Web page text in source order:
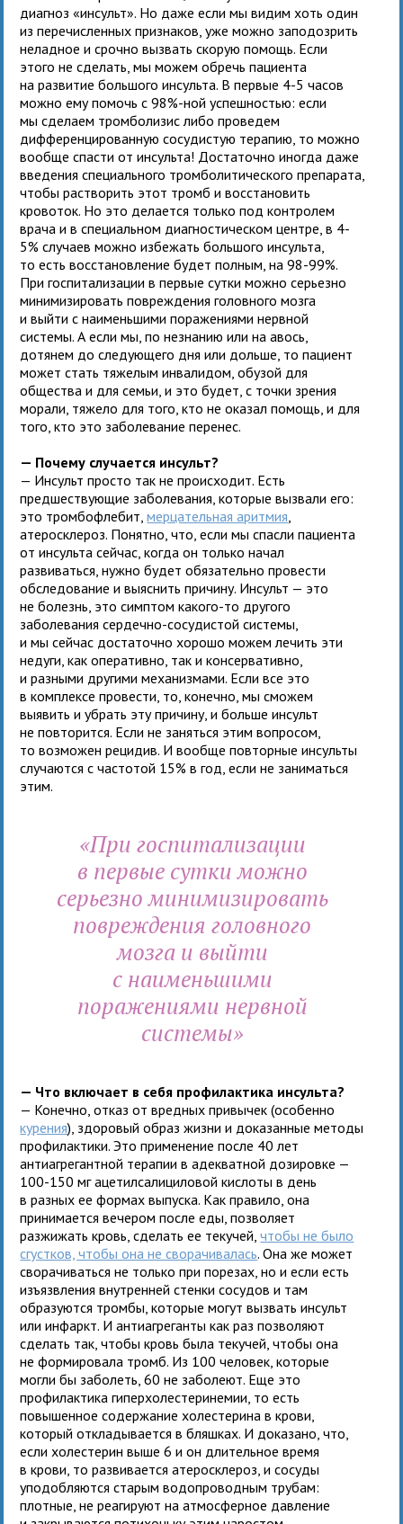
диагноз «инсульт». Но даже если мы видим хоть один
из перечисленных признаков, уже можно заподозрить
неладное и срочно вызвать скорую помощь. Если
этого не сделать, мы можем обречь пациента
на развитие большого инсульта. В первые 4-5 часов
можно ему помочь с 98%-ной успешностью: если
мы сделаем тромболизис либо проведем
дифференцированную сосудистую терапию, то можно
вообще спасти от инсульта! Достаточно иногда даже
введения специального тромболитического препарата,
чтобы растворить этот тромб и восстановить
кровоток. Но это делается только под контролем
врача и в специальном диагностическом центре, в 4-
5% случаев можно избежать большого инсульта,
то есть восстановление будет полным, на 98-99%.
При госпитализации в первые сутки можно серьезно
минимизировать повреждения головного мозга
и выйти с наименьшими поражениями нервной
системы. А если мы, по незнанию или на авось,
дотянем до следующего дня или дольше, то пациент
может стать тяжелым инвалидом, обузой для
общества и для семьи, и это будет, с точки зрения
морали, тяжело для того, кто не оказал помощь, и для
того, кто это заболевание перенес.
— Почему случается инсульт?
— Инсульт просто так не происходит. Есть
предшествующие заболевания, которые вызвали его:
это тромбофлебит,мерцательная аритмия
атеросклероз. Понятно, что, если мы спасли пациента
от инсульта сейчас, когда он только начал
развиваться, нужно будет обязательно провести
обследование и выяснить причину. Инсульт — это
не болезнь, это симптом какого-то другого
заболевания сердечно-сосудистой системы,
и мы сейчас достаточно хорошо можем лечить эти
недуги, как оперативно, так и консервативно,
и разными другими механизмами. Если все это
в комплексе провести, то, конечно, мы сможем
выявить и убрать эту причину, и больше инсульт
не повторится. Если не заняться этим вопросом,
то возможен рецидив. И вообще повторные инсульты
случаются с частотой 15% в год, если не заниматься
этим.
«При госпитализации
в первые сутки можно
серьезно минимизировать
повреждения головного
мозга и выйти
с наименьшими
поражениями нервной
системы»
— Что включает в себя профилактика инсульта?
— Конечно, отказ от вредных привычек (особенно
курения), здоровый образ жизни и доказанные методы
профилактики. Это применение после 40 лет
антиагрегантной терапии в адекватной дозировке —
100-150 мг ацетилсалициловой кислоты в день
в разных ее формах выпуска. Как правило, она
принимается вечером после еды, позволяет
разжижать кровь, сделать ее текучей,чтобы не было
сгустков, чтобы она не сворачивалась. Она же может
сворачиваться не только при порезах, но и если есть
изъязвления внутренней стенки сосудов и там
образуются тромбы, которые могут вызвать инсульт
или инфаркт. И антиагреганты как раз позволяют
сделать так, чтобы кровь была текучей, чтобы она
не формировала тромб. Из 100 человек, которые
могли бы заболеть, 60 не заболеют. Еще это
профилактика гиперхолестеринемии, то есть
повышенное содержание холестерина в крови,
который откладывается в бляшках. И доказано, что,
если холестерин выше 6 и он длительное время
в крови, то развивается атеросклероз, и сосуды
уподобляются старым водопроводным трубам:
плотные, не реагируют на атмосферное давление